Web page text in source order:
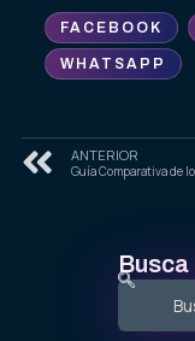
FACEBOOK
WHATSAPP
ANTERIOR